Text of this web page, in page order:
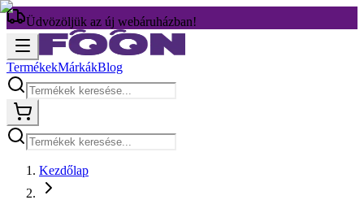
Üdvözöljük az új webáruházban!
TermékekMárkákBlog
Kezdőlap